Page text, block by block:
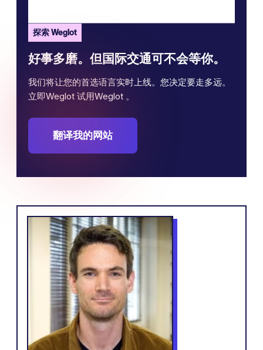
探索 Weglot
好事多磨。但国际交通可不会等你。
我们将让您的首选语言实时上线。您决定要走多远。
立即Weglot 试用Weglot 。
翻译我的网站